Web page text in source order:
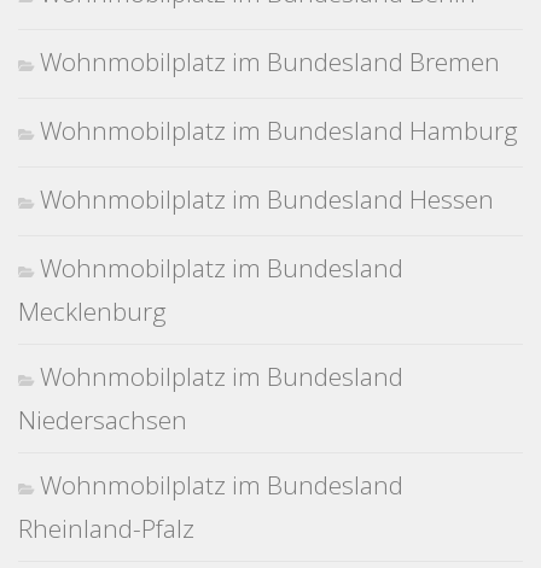
Wohnmobilplatz im Bundesland Bremen
Wohnmobilplatz im Bundesland Hamburg
Wohnmobilplatz im Bundesland Hessen
Wohnmobilplatz im Bundesland
Mecklenburg
Wohnmobilplatz im Bundesland
Niedersachsen
Wohnmobilplatz im Bundesland
Rheinland-Pfalz